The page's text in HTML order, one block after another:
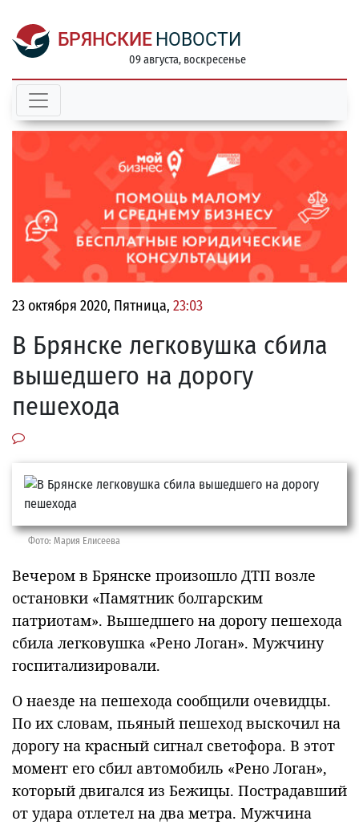
БРЯНСКИЕ НОВОСТИ
09 августа, воскресенье
23 октября 2020, Пятница, 23:03
В Брянске легковушка сбила
вышедшего на дорогу
пешехода
Фото: Мария Елисеева
Вечером в Брянске произошло ДТП возле
остановки «Памятник болгарским
патриотам». Вышедшего на дорогу пешехода
сбила легковушка «Рено Логан». Мужчину
госпитализировали.
О наезде на пешехода сообщили очевидцы.
По их словам, пьяный пешеход выскочил на
дорогу на красный сигнал светофора. В этот
момент его сбил автомобиль «Рено Логан»,
который двигался из Бежицы. Пострадавший
от удара отлетел на два метра. Мужчина